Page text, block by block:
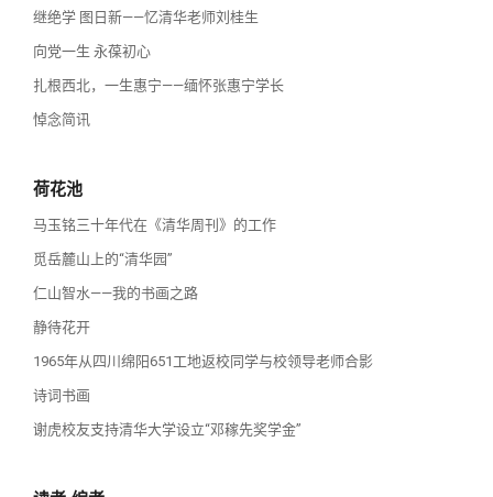
继绝学 图日新——忆清华老师刘桂生
向党一生 永葆初心
扎根西北，一生惠宁——缅怀张惠宁学长
悼念简讯
荷花池
马玉铭三十年代在《清华周刊》的工作
觅岳麓山上的“清华园”
仁山智水——我的书画之路
静待花开
1965年从四川绵阳651工地返校同学与校领导老师合影
诗词书画
谢虎校友支持清华大学设立“邓稼先奖学金”